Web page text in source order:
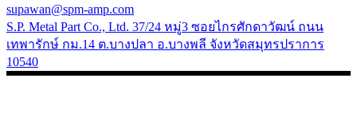
supawan@spm-amp.com
S.P. Metal Part Co., Ltd. 37/24 หมู่3 ซอยไกรศักดาวัฒน์ ถนน
เทพารักษ์ กม.14 ต.บางปลา อ.บางพลี จังหวัดสมุทรปราการ
10540